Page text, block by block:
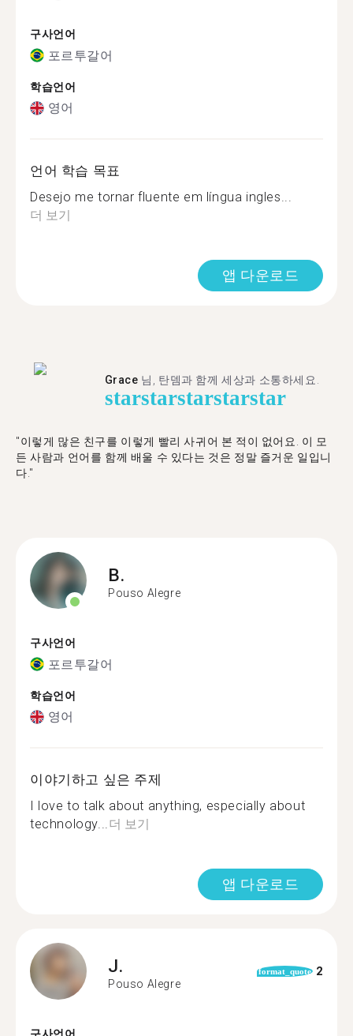
구사언어
포르투갈어
학습언어
영어
언어 학습 목표
Desejo me tornar fluente em língua ingles...
더 보기
앱 다운로드
Grace 님, 탄뎀과 함께 세상과 소통하세요.
starstarstarstarstar
"이렇게 많은 친구를 이렇게 빨리 사귀어 본 적이 없어요. 이 모
든 사람과 언어를 함께 배울 수 있다는 것은 정말 즐거운 일입니
다."
B.
Pouso Alegre
구사언어
포르투갈어
학습언어
영어
이야기하고 싶은 주제
I love to talk about anything, especially about
technology...더 보기
앱 다운로드
J.
Pouso Alegre
format_quote 2